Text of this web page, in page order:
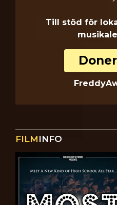
Till stöd för
FILM INFO